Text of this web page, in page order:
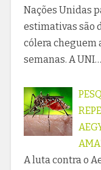
Nações Unidas
estimativas são
cólera cheguem
semanas. A UNI…
A luta contra o